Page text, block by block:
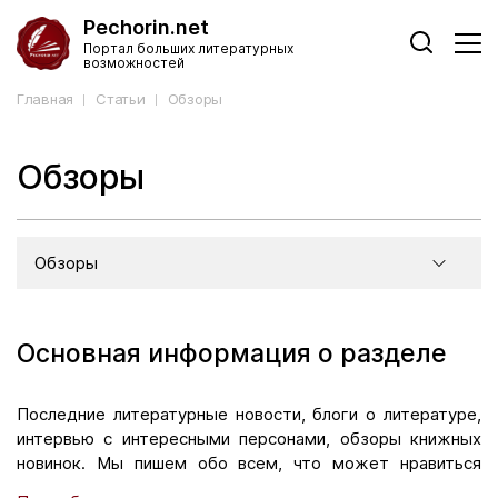
Pechorin.net
Портал больших литературных
возможностей
Главная Статьи Обзоры
Обзоры
Обзоры
Основная информация о разделе
Последние литературные новости, блоги о литературе,
интервью с интересными персонами, обзоры книжных
новинок. Мы пишем обо всем, что может нравиться